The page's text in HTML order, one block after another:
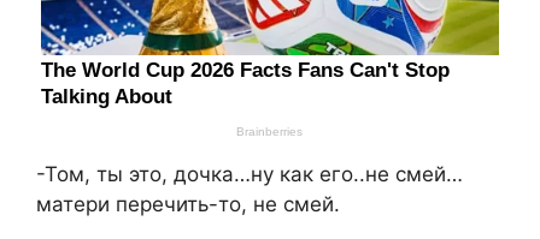
-Том, ты это, дочка…ну как его..не смей…
матери перечить-то, не смей.